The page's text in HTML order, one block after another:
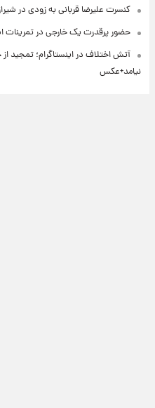
کنسرت علیرضا قربانی به زودی در
حضور پرقدرت یک خارجی در
آتش اختلاف در اینستاگرام؛ تمجید
نیامد+عکس